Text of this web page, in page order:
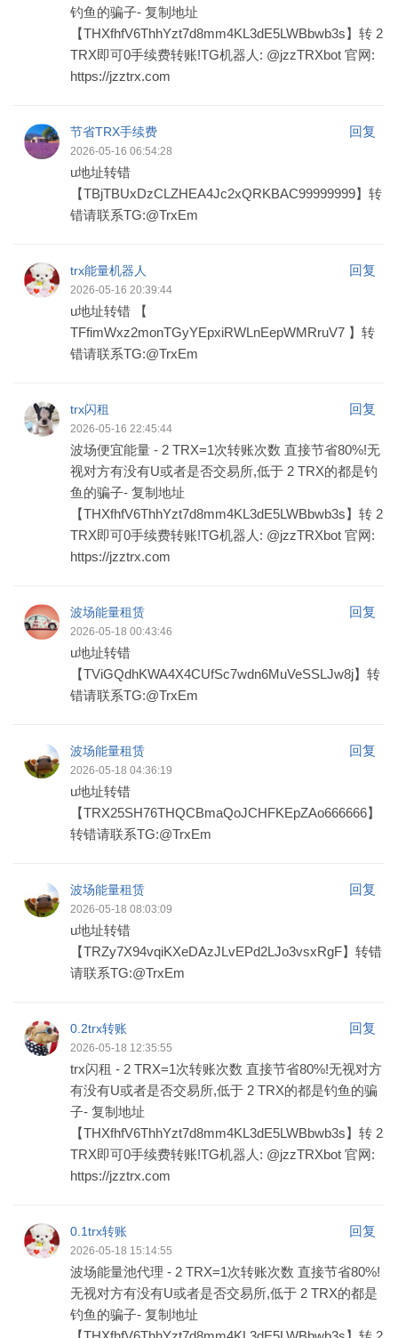
钓鱼的骗子- 复制地址
【THXfhfV6ThhYzt7d8mm4KL3dE5LWBbwb3s】转 2
TRX即可0手续费转账!TG机器人: @jzzTRXbot 官网:
https://jzztrx.com
节省TRX手续费 回复
2026-05-16 06:54:28
u地址转错
【TBjTBUxDzCLZHEA4Jc2xQRKBAC99999999】转
错请联系TG:@TrxEm
trx能量机器人 回复
2026-05-16 20:39:44
u地址转错 【
TFfimWxz2monTGyYEpxiRWLnEepWMRruV7 】转
错请联系TG:@TrxEm
trx闪租 回复
2026-05-16 22:45:44
波场便宜能量 - 2 TRX=1次转账次数 直接节省80%!无
视对方有没有U或者是否交易所,低于 2 TRX的都是钓
鱼的骗子- 复制地址
【THXfhfV6ThhYzt7d8mm4KL3dE5LWBbwb3s】转 2
TRX即可0手续费转账!TG机器人: @jzzTRXbot 官网:
https://jzztrx.com
波场能量租赁 回复
2026-05-18 00:43:46
u地址转错
【TViGQdhKWA4X4CUfSc7wdn6MuVeSSLJw8j】转
错请联系TG:@TrxEm
波场能量租赁 回复
2026-05-18 04:36:19
u地址转错
【TRX25SH76THQCBmaQoJCHFKEpZAo666666】
转错请联系TG:@TrxEm
波场能量租赁 回复
2026-05-18 08:03:09
u地址转错
【TRZy7X94vqiKXeDAzJLvEPd2LJo3vsxRgF】转错
请联系TG:@TrxEm
0.2trx转账 回复
2026-05-18 12:35:55
trx闪租 - 2 TRX=1次转账次数 直接节省80%!无视对方
有没有U或者是否交易所,低于 2 TRX的都是钓鱼的骗
子- 复制地址
【THXfhfV6ThhYzt7d8mm4KL3dE5LWBbwb3s】转 2
TRX即可0手续费转账!TG机器人: @jzzTRXbot 官网:
https://jzztrx.com
0.1trx转账 回复
2026-05-18 15:14:55
波场能量池代理 - 2 TRX=1次转账次数 直接节省80%!
无视对方有没有U或者是否交易所,低于 2 TRX的都是
钓鱼的骗子- 复制地址